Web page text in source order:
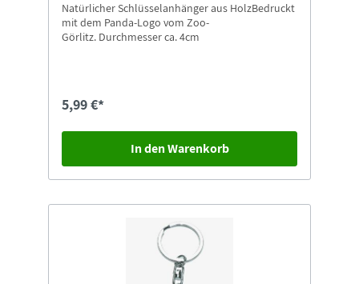
Natürlicher Schlüsselanhänger aus HolzBedruckt
mit dem Panda-Logo vom Zoo-
Görlitz. Durchmesser ca. 4cm
5,99 €*
In den Warenkorb